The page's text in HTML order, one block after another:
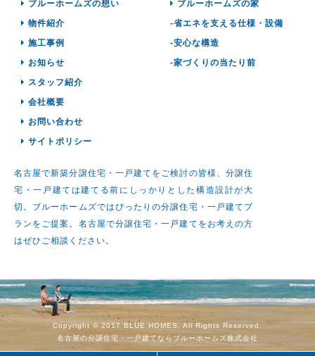
ブルーホームズの想い
物件紹介
施工事例
お知らせ
スタッフ紹介
ブルーホームズの家
-省エネを支える仕様・設備
-安心な構造
-家づくりの当たり前
会社概要
お問い合わせ
サイトポリシー
名古屋で新築分譲住宅・一戸建てをご検討の皆様、分譲住
宅・一戸建ては建てる前にしっかりとした構造設計が大
切。ブルーホームズではぴったりの分譲住宅・一戸建てプ
ランをご提案。名古屋で分譲住宅・一戸建てをお考えの方
はぜひご相談ください。
Copyright © 2017 BLUE HOMES. All Rights Reserved.
名古屋の分譲住宅・一戸建てならブルーホームズ株式会社